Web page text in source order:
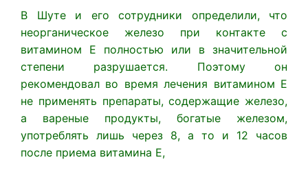
В Шуте и его сотрудники определили, что
неорганическое железо при контакте с
витамином Е полностью или в значительной
степени разрушается. Поэтому он
рекомендовал во время лечения витамином Е
не применять препараты, содержащие железо,
а вареные продукты, богатые железом,
употреблять лишь через 8, а то и 12 часов
после приема витамина Е,